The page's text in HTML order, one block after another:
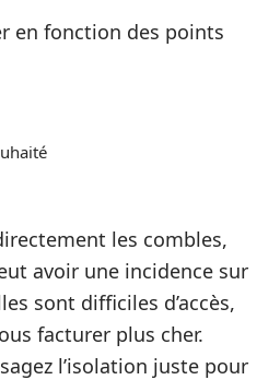
en fonction des points
les combles,
avoir une incidence sur
sont difficiles d’accès,
facturer plus cher.
l’isolation juste pour